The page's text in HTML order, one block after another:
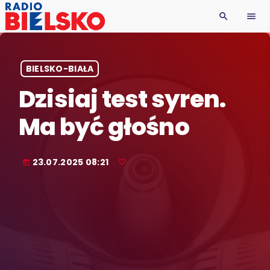
search menu
BIELSKO-BIAŁA
Dzisiaj test syren.
Ma być głośno
today 23.07.2025 08:21